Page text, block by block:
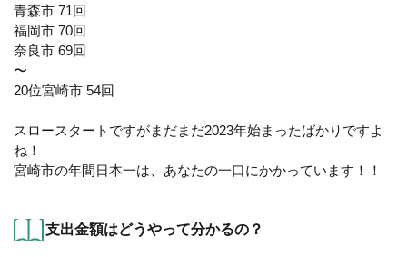
青森市 71回
福岡市 70回
奈良市 69回
〜
20位宮崎市 54回
スロースタートですがまだまだ2023年始まったばかりですよ
ね！
宮崎市の年間日本一は、あなたの一口にかかっています！！
支出金額はどうやって分かるの？